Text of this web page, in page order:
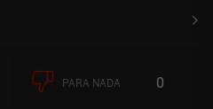
PARA NADA 0